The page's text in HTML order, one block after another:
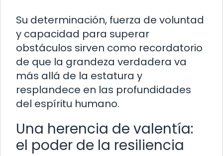
Su determinación, fuerza de voluntad
y capacidad para superar
obstáculos sirven como recordatorio
de que la grandeza verdadera va
más allá de la estatura y
resplandece en las profundidades
del espíritu humano.
Una herencia de valentía:
el poder de la resiliencia